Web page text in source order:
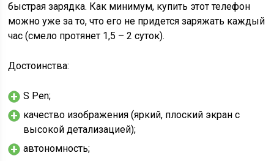
быстрая зарядка. Как минимум, купить этот телефон
можно уже за то, что его не придется заряжать каждый
час (смело протянет 1,5 – 2 суток).
Достоинства:
S Pen;
качество изображения (яркий, плоский экран с
высокой детализацией);
автономность;